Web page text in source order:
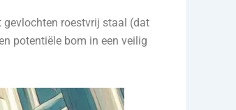
gevlochten roestvrij staal (dat
potentiële bom in een veilig